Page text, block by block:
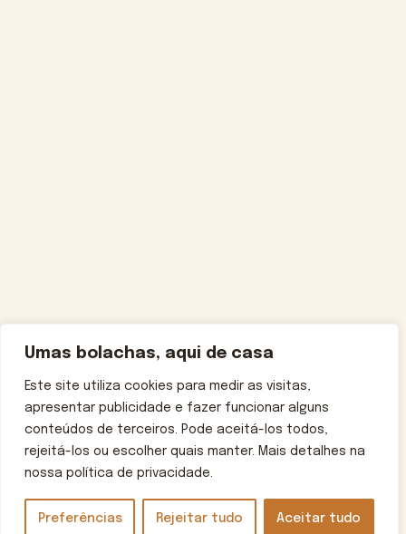
Umas bolachas, aqui de casa
Este site utiliza cookies para medir as visitas,
apresentar publicidade e fazer funcionar alguns
conteúdos de terceiros. Pode aceitá-los todos,
rejeitá-los ou escolher quais manter. Mais detalhes na
nossa política de privacidade.
Preferências Rejeitar tudo Aceitar tudo